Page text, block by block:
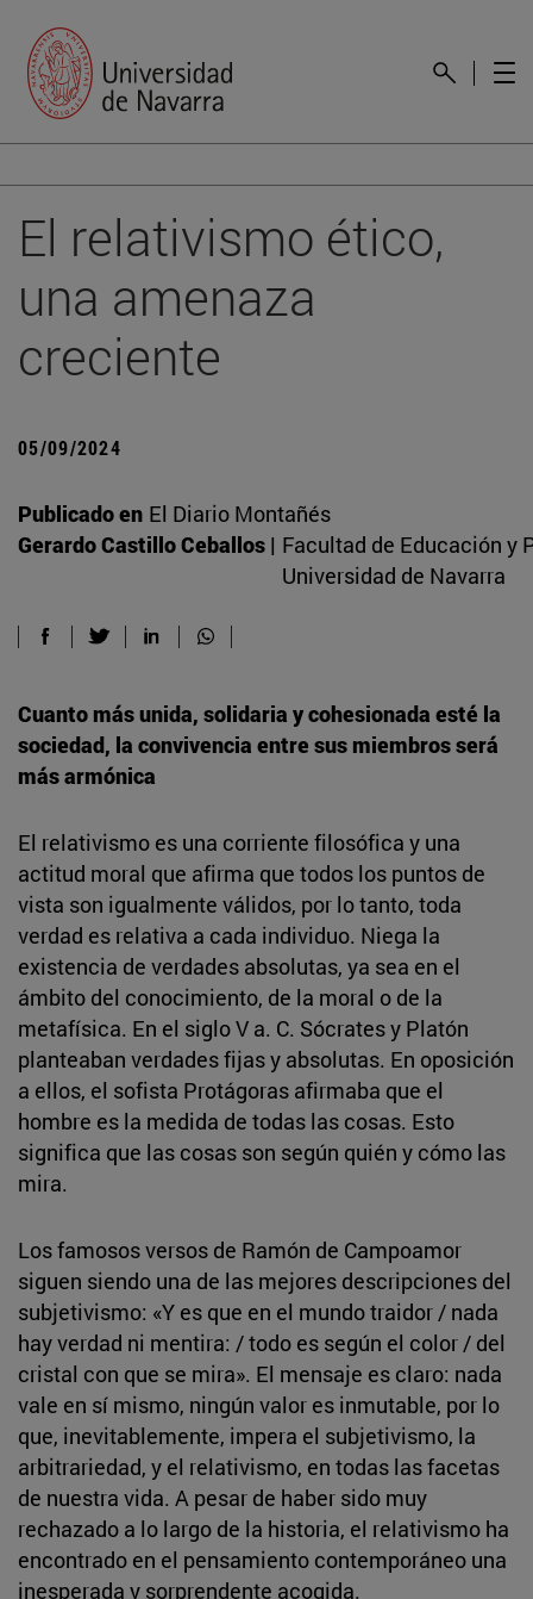
El relativismo ético,
una amenaza
creciente
05/09/2024
Publicado en El Diario Montañés
Gerardo Castillo Ceballos | Facultad de Educación y
Universidad de Navarra
Cuanto más unida, solidaria y cohesionada esté la
sociedad, la convivencia entre sus miembros será
más armónica
El relativismo es una corriente filosófica y una
actitud moral que afirma que todos los puntos de
vista son igualmente válidos, por lo tanto, toda
verdad es relativa a cada individuo. Niega la
existencia de verdades absolutas, ya sea en el
ámbito del conocimiento, de la moral o de la
metafísica. En el siglo V a. C. Sócrates y Platón
planteaban verdades fijas y absolutas. En oposición
a ellos, el sofista Protágoras afirmaba que el
hombre es la medida de todas las cosas. Esto
significa que las cosas son según quién y cómo las
mira.
Los famosos versos de Ramón de Campoamor
siguen siendo una de las mejores descripciones del
subjetivismo: «Y es que en el mundo traidor / nada
hay verdad ni mentira: / todo es según el color / del
cristal con que se mira». El mensaje es claro: nada
vale en sí mismo, ningún valor es inmutable, por lo
que, inevitablemente, impera el subjetivismo, la
arbitrariedad, y el relativismo, en todas las facetas
de nuestra vida. A pesar de haber sido muy
rechazado a lo largo de la historia, el relativismo ha
encontrado en el pensamiento contemporáneo una
inesperada y sorprendente acogida.